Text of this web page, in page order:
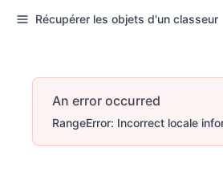
Récupérer les objets d'un classeur
An error occurred
RangeError: Incorrect locale